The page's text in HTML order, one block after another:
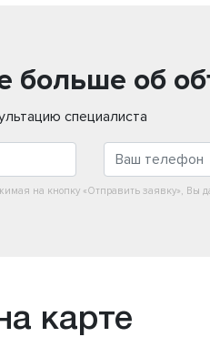
больше об
специалиста
на кнопку «Отправить заявку», Вы
карте